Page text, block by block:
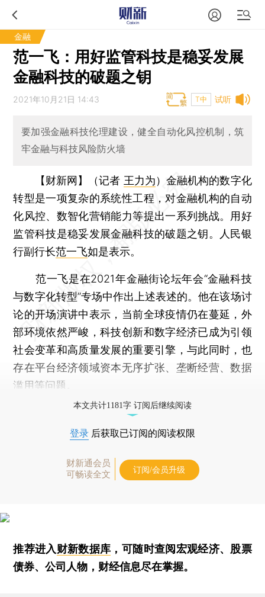
金融
范一飞：用好监管科技是稳妥发展
金融科技的破题之钥
试听
2021年10月21日 14:43 T中
要加强金融科技伦理建设，健全自动化风控机制，筑
牢金融与科技风险防火墙
【财新网】（记者 王力为） 金融机构的数字化
转型是一项复杂的系统性工程，对金融机构的自动
化风控、数智化营销能力等提出一系列挑战。用好
监管科技是稳妥发展金融科技的破题之钥。人民银
行副行长范一飞如是表示。
范一飞是在2021年金融街论坛年会“金融科技
与数字化转型”专场中作出上述表述的。他在该场讨
论的开场演讲中表示，当前全球疫情仍在蔓延，外
部环境依然严峻，科技创新和数字经济已成为引领
社会变革和高质量发展的重要引擎，与此同时，也
存在平台经济领域资本无序扩张、垄断经营、数据
滥用等问题。
本文共计1181字 订阅后继续阅读
登录 后获取已订阅的阅读权限
财新通会员
可畅读全文
订阅/会员升级
推荐进入财新数据库 ，可随时查阅宏观经济、股票
债券、公司人物，财经信息尽在掌握。